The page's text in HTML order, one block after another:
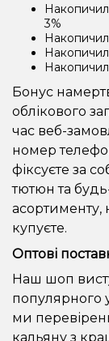
3%
Бонус
облікового
час веб-
номер
фіксуєте за
тютюн та
асортименту,
купуєте.
Оптові
Наш шоп
популярного
ми
кальяну з